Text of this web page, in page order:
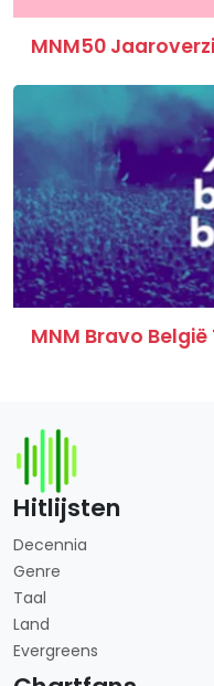
MNM50
MNM Bravo België
Hitlijsten
Decennia
Genre
Taal
Land
Evergreens